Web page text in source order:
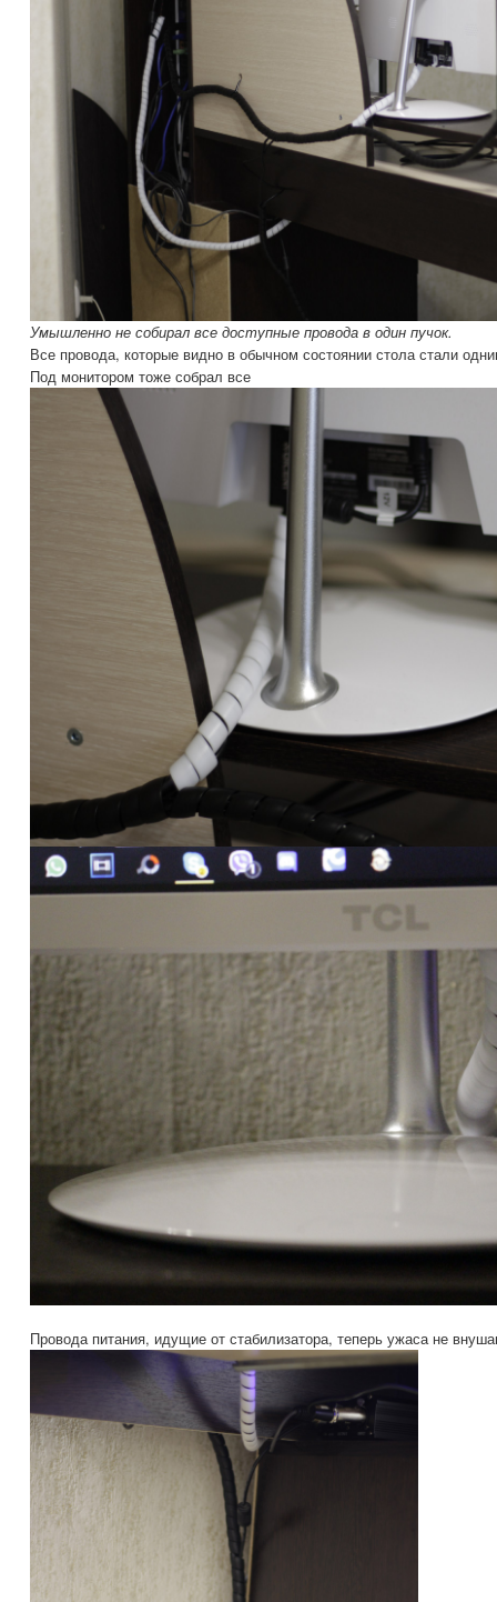
Умышленно не собирал все доступные провода в один пучок.
Все провода, которые видно в обычном состоянии стола стали
Под монитором тоже собрал все
Провода питания, идущие от стабилизатора, теперь ужаса не